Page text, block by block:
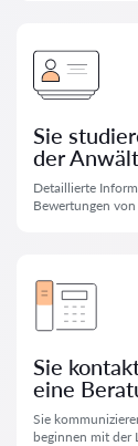
Sie
der
Detaillierte
Bewertungen
Sie
eine
Sie
beginnen mit der